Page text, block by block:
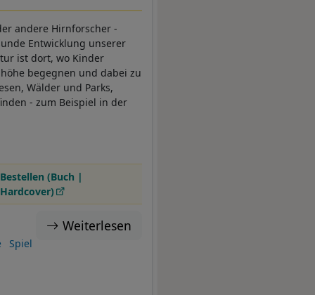
andere Hirnforscher -
Entwicklung unserer
ist dort, wo Kinder
begegnen und dabei zu
Wälder und Parks,
- zum Beispiel in der
Bestellen (Buch |
Hardcover)
Weiterlesen
Spiel